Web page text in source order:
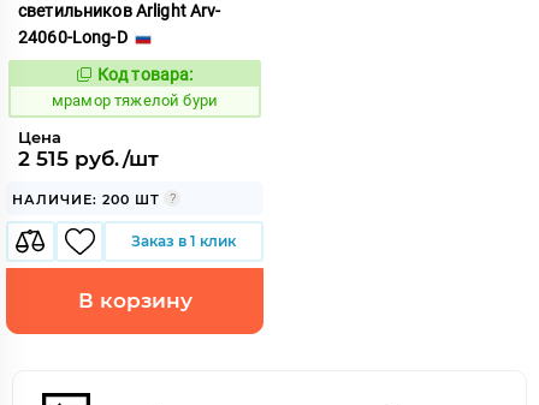
светильников Arlight Arv-
24060-Long-D
Код:
1075880
Код товара:
мрамор тяжелой бури
Цена
2 515 руб./шт
НАЛИЧИЕ: 200 ШТ
Заказ в 1 клик
В корзину